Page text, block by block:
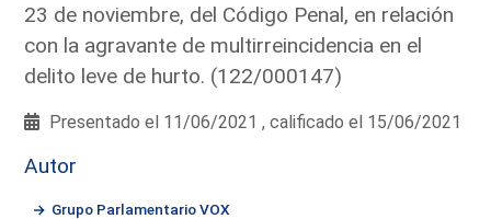
23 de noviembre, del Código Penal, en relación
con la agravante de multirreincidencia en el
delito leve de hurto. (122/000147)
Presentado el 11/06/2021 , calificado el 15/06/2021
Autor
Grupo Parlamentario VOX